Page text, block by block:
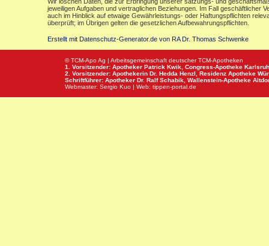
jeweiligen Aufgaben und vertraglichen Beziehungen. Im Fall geschäftlicher
auch im Hinblick auf etwaige Gewährleistungs- oder Haftungspflichten
überprüft; im Übrigen gelten die gesetzlichen Aufbewahrungspflichten.
Erstellt mit Datenschutz-Generator.de von RA Dr. Thomas Schwenke
© TCM-Apo Ag | Arbeitsgemeinschaft deutscher TCM-Apotheken
1. Vorsitzender: Apotheker Patrick Kwik, Congress-Apotheke
2. Vorsitzender: Apothekerin Dr. Hedda Henzl, Residenz Apotheke
Schriftführer: Apotheker Dr. Ralf Schabik, Wallenstein-Apotheke
Webmaster: Sergio Kuo | Web: tippen-portal.de